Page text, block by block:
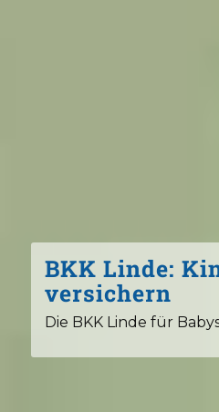
BKK Linde:
versichern
Die BKK Linde für